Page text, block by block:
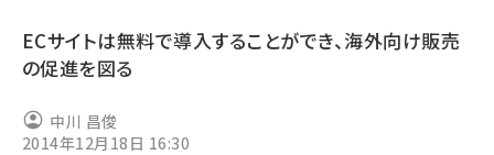
楽天 (1874)
アスクル (1122)
ECサイトは無料で導入することができ、海外向け販売
の促進を図る
中川 昌俊
2014年12月18日 16:30
交流